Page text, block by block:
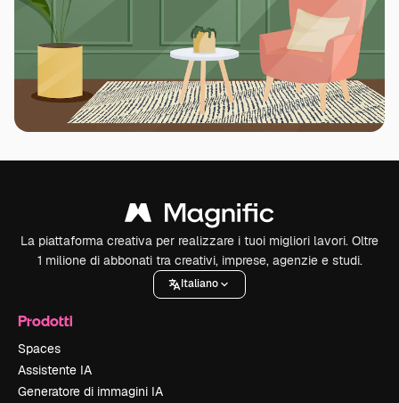
La piattaforma creativa per realizzare i tuoi migliori lavori. Oltre
1 milione di abbonati tra creativi, imprese, agenzie e studi.
Italiano
Prodotti
Spaces
Assistente IA
Generatore di immagini IA